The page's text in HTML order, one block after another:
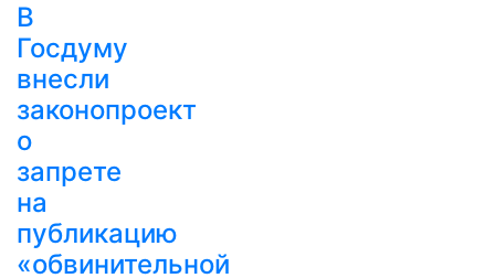
В
Госдуму
внесли
законопроект
о
запрете
на
публикацию
«обвинительной